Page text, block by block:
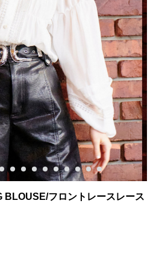
BLOUSE/フロントレースレース